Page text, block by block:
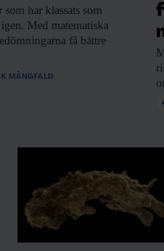
som har klassats som
Med matematiska
få bättre
MÅNGFALD